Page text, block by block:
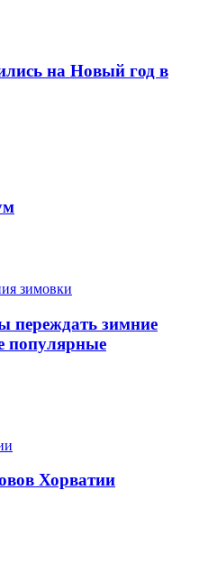
на Новый год в
переждать зимние
популярные
Хорватии